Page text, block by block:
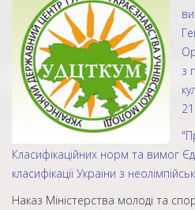
з
Класифікаційних норм та вимог
класифікації України з
Наказ Міністерства молоді та